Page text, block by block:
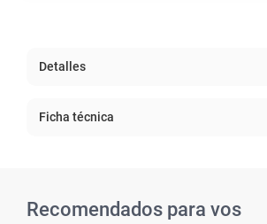
Detalles
Ficha técnica
Recomendados para vos